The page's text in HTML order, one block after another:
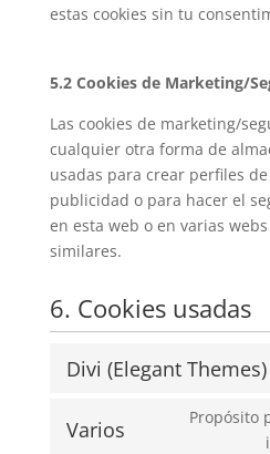
estas cookies sin tu
5.2 Cookies de Marketing/
Las cookies de marketing/
cualquier otra forma de
usadas para crear perfiles
publicidad o para hacer el
en esta web o en varias
similares.
6. Cookies usadas
Divi (Elegant Themes)
Varios
Propósito